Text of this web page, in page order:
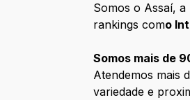
Somos o Assaí,
rankings como
Somos mais de
Atendemos mais
variedade e